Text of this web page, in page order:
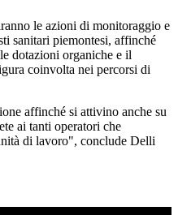
le azioni di monitoraggio e
sanitari piemontesi, affinché
dotazioni organiche e il
coinvolta nei percorsi di
affinché si attivino anche su
ai tanti operatori che
di lavoro", conclude Delli